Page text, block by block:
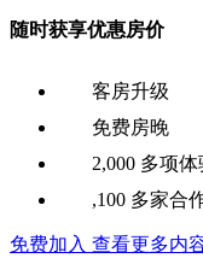
随时获享优惠房价
客房升级
免费房晚
2,000 多项体
,100 多家合
免费加入 查看更多内